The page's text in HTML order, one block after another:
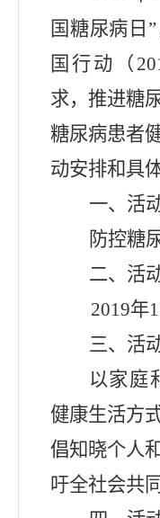
国糖尿病日 ”
国行动
（
求， 推进糖
糖尿病患者
动安排和具
一、 活
防控糖
二、活
2019年
三、活
以家庭
健康生活方
倡知晓个人
吁全社会共